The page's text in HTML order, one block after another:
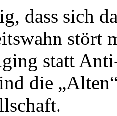
dass sich
stört
statt
die